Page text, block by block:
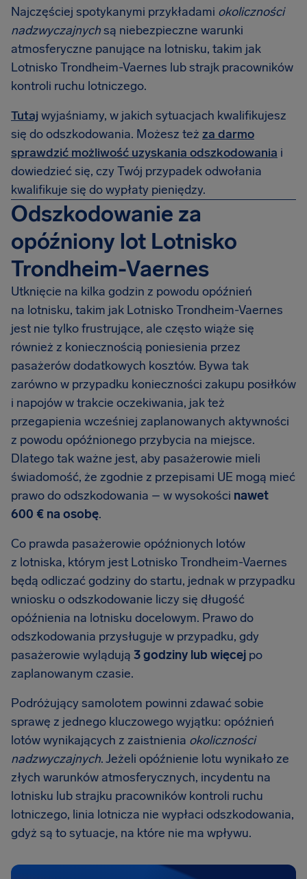
Najczęściej spotykanymi przykładami okoliczności
nadzwyczajnychsą niebezpieczne warunki
atmosferyczne panujące na lotnisku, takim jak
Lotnisko Trondheim-Vaernes lub strajk pracowników
kontroli ruchu lotniczego.
Tutaj wyjaśniamy, w jakich sytuacjach kwalifikujesz
się do odszkodowania. Możesz też za darmo
sprawdzić możliwość uzyskania odszkodowania i
dowiedzieć się, czy Twój przypadek odwołania
kwalifikuje się do wypłaty pieniędzy.
Odszkodowanie za
opóźniony lot Lotnisko
Trondheim-Vaernes
Utknięcie na kilka godzin z powodu opóźnień
na lotnisku, takim jak Lotnisko Trondheim-Vaernes
jest nie tylko frustrujące, ale często wiąże się
również z koniecznością poniesienia przez
pasażerów dodatkowych kosztów. Bywa tak
zarówno w przypadku konieczności zakupu posiłków
i napojów w trakcie oczekiwania, jak też
przegapienia wcześniej zaplanowanych aktywności
z powodu opóźnionego przybycia na miejsce.
Dlatego tak ważne jest, aby pasażerowie mieli
świadomość, że zgodnie z przepisami UE mogą mieć
prawo do odszkodowania – w wysokości nawet
600 € na osobę.
Co prawda pasażerowie opóźnionych lotów
z lotniska, którym jest Lotnisko Trondheim-Vaernes
będą odliczać godziny do startu, jednak w przypadku
wniosku o odszkodowanie liczy się długość
opóźnienia na lotnisku docelowym. Prawo do
odszkodowania przysługuje w przypadku, gdy
pasażerowie wylądują 3 godziny lub więcej po
zaplanowanym czasie.
Podróżujący samolotem powinni zdawać sobie
sprawę z jednego kluczowego wyjątku: opóźnień
lotów wynikających z zaistnienia okoliczności
nadzwyczajnych. Jeżeli opóźnienie lotu wynikało ze
złych warunków atmosferycznych, incydentu na
lotnisku lub strajku pracowników kontroli ruchu
lotniczego, linia lotnicza nie wypłaci odszkodowania,
gdyż są to sytuacje, na które nie ma wpływu.